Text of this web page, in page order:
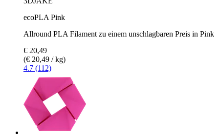
ecoPLA Pink
Allround PLA Filament zu einem unschlagbaren Preis in Pink
€ 20,49
(€ 20,49 / kg)
4.7 (112)